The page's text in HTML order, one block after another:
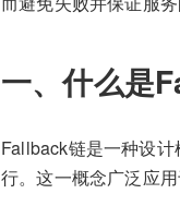
一、什么是
Fallback链是一种设
行。这一概念广泛应